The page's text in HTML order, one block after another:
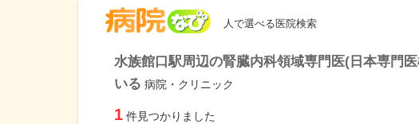
人で選べる医院検索
水族館口駅周辺の腎臓内科領域専門医(日本専門
いる 病院・クリニック
1 件見つかりました